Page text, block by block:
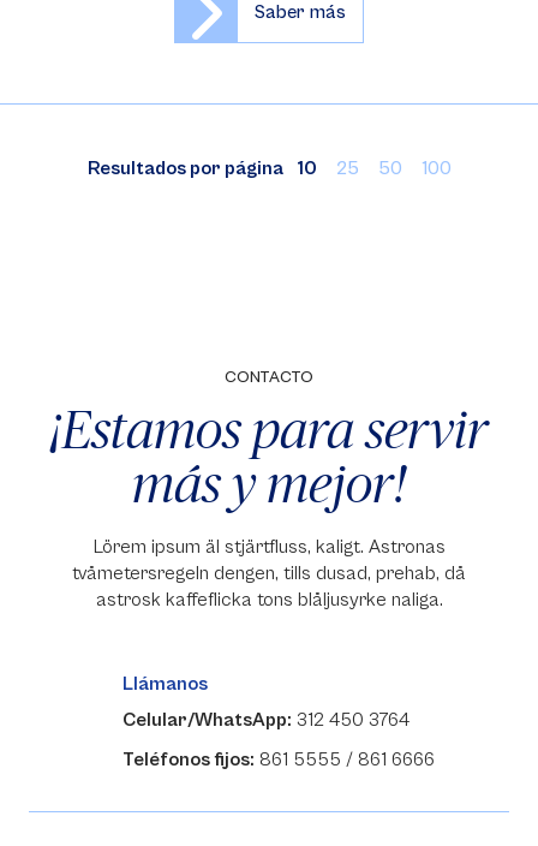
Saber más
Resultados por página 10 25 50 100
CONTACTO
¡Estamos para servir
más y mejor!
Lörem ipsum äl stjärtfluss, kaligt. Astronas
tvåmetersregeln dengen, tills dusad, prehab, då
astrosk kaffeflicka tons blåljusyrke naliga.
Llámanos
Celular/WhatsApp: 312 450 3764
Teléfonos fijos: 861 5555 / 861 6666